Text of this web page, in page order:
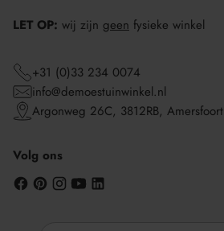
LET OP: wij zijn geen fysieke winkel
+31 (0)33 234 0074
info@demoestuinwinkel.nl
Argonweg 26C, 3812RB, Amersfoort
Volg ons